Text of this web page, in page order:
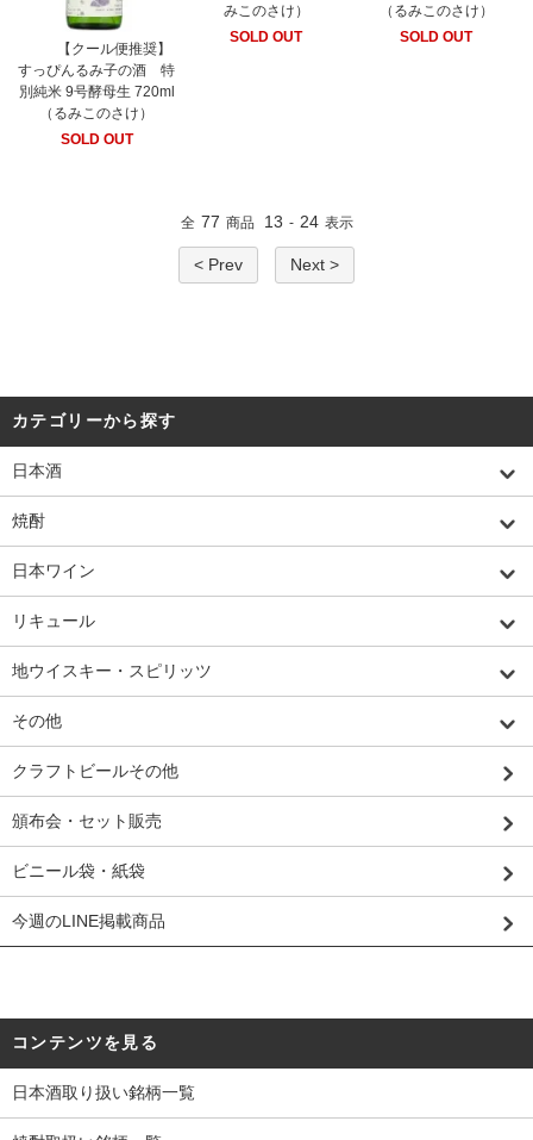
【クール便推奨】
すっぴんるみ子の酒 特
別純米 9号酵母生 720ml
（るみこのさけ）
SOLD OUT
みこのさけ）
SOLD OUT
（るみこのさけ）
SOLD OUT
全 77 商品 13 - 24 表示
< Prev Next >
カテゴリーから探す
日本酒
焼酎
日本ワイン
リキュール
地ウイスキー・スピリッツ
その他
クラフトビールその他
頒布会・セット販売
ビニール袋・紙袋
今週のLINE掲載商品
コンテンツを見る
日本酒取り扱い銘柄一覧